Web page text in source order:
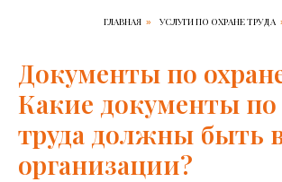
ГЛАВНАЯ » УСЛУГИ ПО ОХРАНЕ ТРУДА
Документы по
Какие документы по
труда должны быть
организации?